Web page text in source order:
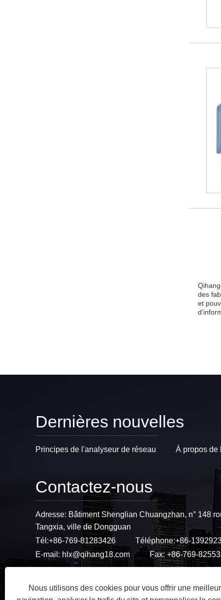
des
et
Dernières nouvelles
Principes de l'analyseur de réseau À propos de
Contactez-nous
Adresse: Bâtiment Shenglian Chuangzhan, n° 148
Tangxia, ville de Dongguan
Tél:+86-769-81283426 Téléphone:+86-
E-mail: hlx@qihang18.com Fax: +86-769-
Nous utilisons des cookies pour vous offrir une